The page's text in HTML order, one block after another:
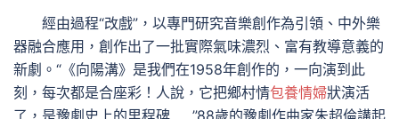
經由過程“改戲”，以專門研究音樂創作為引領、中外樂
器融合應用，創作出了一批實際氣味濃烈、富有教導意義的
新劇。“《向陽溝》是我們在1958年創作的，一向演到此
刻，每次都是合座彩！人說，它把鄉村情包養情婦狀演活
了，是豫劇史上的里程碑……”88歲的豫劇作曲家朱超倫講起